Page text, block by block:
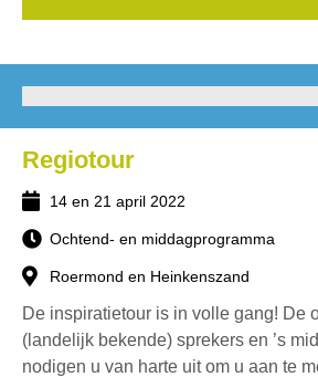
Regiotour
14 en 21 april 2022
Ochtend- en middagprogramma
Roermond en Heinkenszand
De inspiratietour is in volle gang! De
(landelijk bekende) sprekers en ’s
nodigen u van harte uit om u aan te